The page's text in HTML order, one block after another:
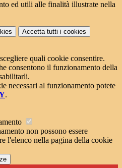
ed utili alle finalità illustrate nella
Accetta tutti i cookies
quali cookie consentire.
consentono il funzionamento della
necessari al funzionamento potete
.
non possono essere
l'elenco nella pagina della cookie